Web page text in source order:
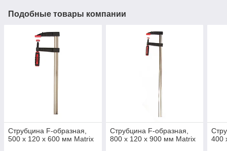
Подобные товары компании
Струбцина F-образная,
500 х 120 х 600 мм Matrix
Струбцина F-образная,
800 х 120 х 900 мм Matrix
400